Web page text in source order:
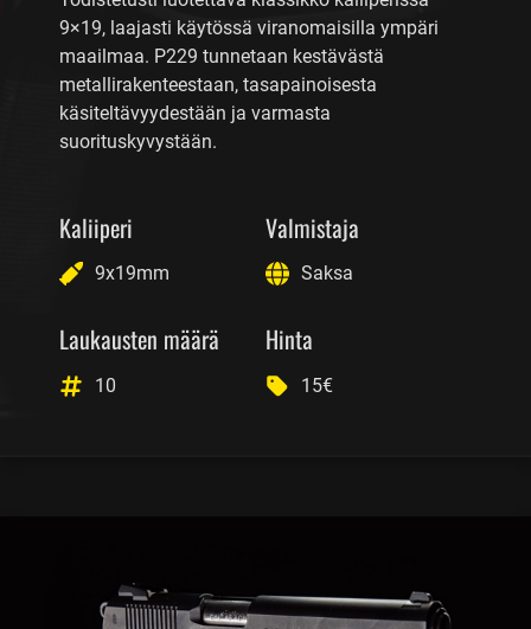
9×19, laajasti käytössä viranomaisilla ympäri
maailmaa. P229 tunnetaan kestävästä
metallirakenteestaan, tasapainoisesta
käsiteltävyydestään ja varmasta
suorituskyvystään.
Kaliiperi
9x19mm
Valmistaja
Saksa
Laukausten määrä
10
Hinta
15€